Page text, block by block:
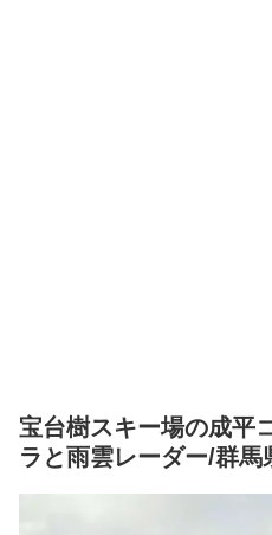
宝台樹スキー場の成平
ラと雨雲レーダー/群馬